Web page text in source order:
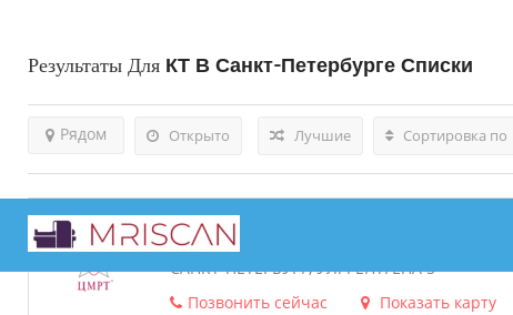
Результаты Для КТ В Санкт-Петербурге Списки
Открыто
Рядом Лучшие Сортировка по
ЦМРТ Петроградский, Санкт-
САНКТ-ПЕТЕРБУРГ, УЛ. РЕНТГЕНА 5
Позвонить сейчас
Показать карту